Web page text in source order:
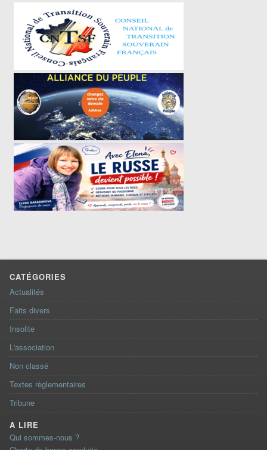
CATÉGORIES
Actualités
Faits divers
Insolite
L'association
Non classé
Textes règlementaires
Tribune
A LIRE
Qui sommes-nous ?